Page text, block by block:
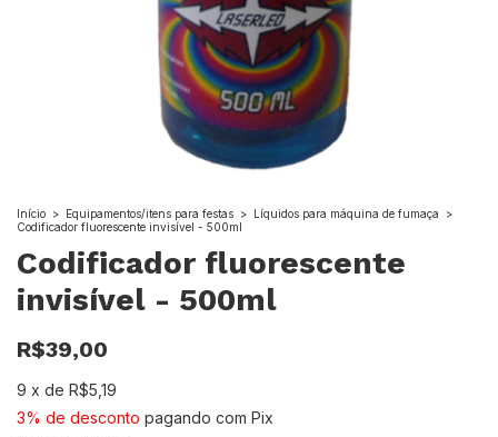
Início > Equipamentos/itens para festas > Líquidos para máquina de fumaça
>
Codificador fluorescente invisível - 500ml
Codificador fluorescente
invisível - 500ml
R$39,00
9 x de R$5,19
3% de desconto pagando com Pix